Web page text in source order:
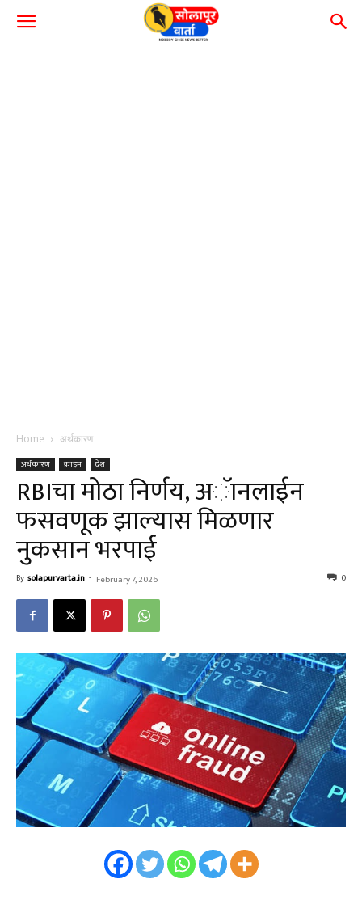
Home अर्थकारण
अर्थकारण क्राइम देश
RBIचा मोठा निर्णय, अॅानलाईन
फसवणूक झाल्यास मिळणार
नुकसान भरपाई
By solapurvarta.in - February 7, 2026 0